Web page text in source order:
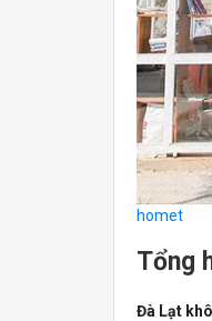
homet
Tổng
Đà Lạt